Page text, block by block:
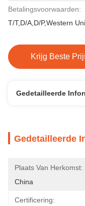
Betalingsvoorwaarden:
T/T,D/A,D/P,Western
Krijg Beste
Gedetailleerde
Gedetailleerde
Plaats Van Herkomst:
China
Certificering: